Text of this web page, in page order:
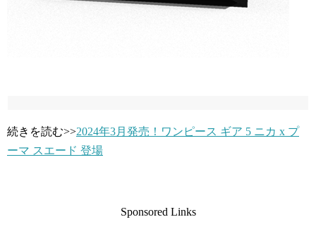
続きを読む>>2024年3月発売！ワンピース ギア 5 ニカ x プ
ーマ スエード 登場
Sponsored Links